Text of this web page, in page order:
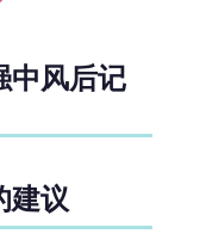
中风后记
建议